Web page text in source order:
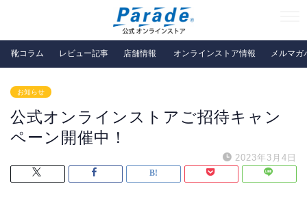
靴コラム レビュー記事 店舗情報 オンラインストア情報 メルマガ
お知らせ
公式オンラインストアご招待キャン
ペーン開催中！
2023年3月4日